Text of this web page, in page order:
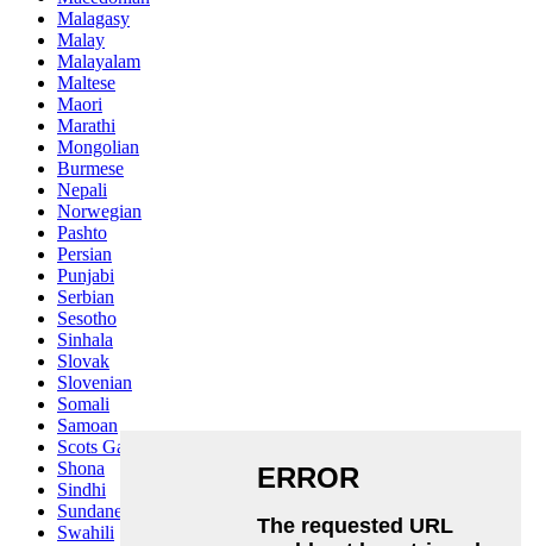
Malagasy
Malay
Malayalam
Maltese
Maori
Marathi
Mongolian
Burmese
Nepali
Norwegian
Pashto
Persian
Punjabi
Serbian
Sesotho
Sinhala
Slovak
Slovenian
Somali
Samoan
Scots Gaelic
Shona
Sindhi
Sundanese
Swahili